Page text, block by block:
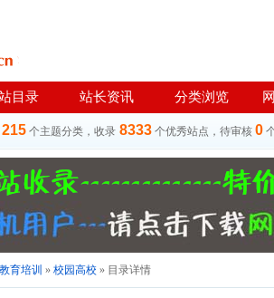
目录 站长资讯 分类浏览
215 个主题分类，收录 8333 个优秀站点，待审核 0
教育培训 » 校园高校 » 目录详情